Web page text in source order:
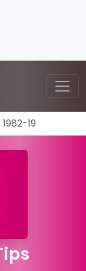
1982-19